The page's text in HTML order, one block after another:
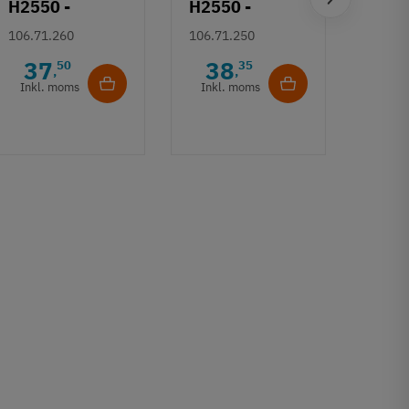
H2550 -
Sølvfarvet
grebsliste
106.71.260
37,50
Inkl. moms
H2550 -
Børstet
guldfarvet
grebsliste
106.71.250
38,35
Inkl. moms